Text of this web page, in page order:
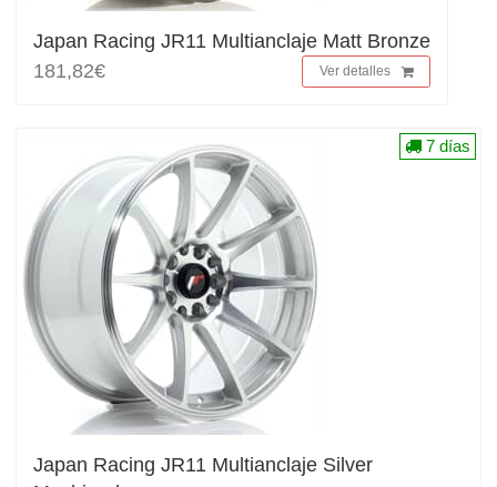
Japan Racing JR11 Multianclaje Matt Bronze
181,82€
Ver detalles
Japan Racing JR11 Multianclaje Silver
7 días